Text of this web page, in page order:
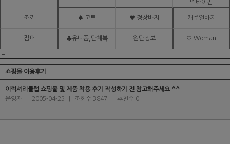
넥타이핀
조끼 ♠ 코트 ♥ 정장바지 캐주얼바지
점퍼 ♣유니폼,단체복 원단정보 ♡ Woman
ㅌ
쇼핑몰 이용후기
이럭셔리클럽 쇼핑몰 및 제품 착용 후기 작성하기 전 참고해주세요 ^^
운영자
2005-04-25 조회수 3847 추천수 0